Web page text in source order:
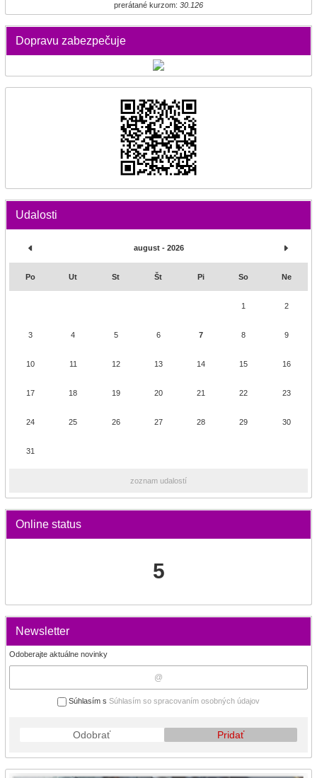
prerátané kurzom: 30.126
Dopravu zabezpečuje
Udalosti
august - 2026
Po Ut St Št Pi So Ne
1 2
3 4 5 6 7 8 9
10 11 12 13 14 15 16
17 18 19 20 21 22 23
24 25 26 27 28 29 30
31
zoznam udalostí
Online status
5
Newsletter
Odoberajte aktuálne novinky
Súhlasím s Súhlasím so spracovaním osobných údajov
Odobrať Pridať